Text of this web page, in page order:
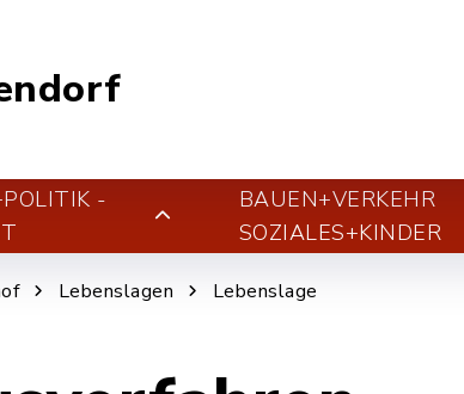
-
BAUEN+VERKEHR
SOZIALES+KINDER
Lebenslagen Lebenslage